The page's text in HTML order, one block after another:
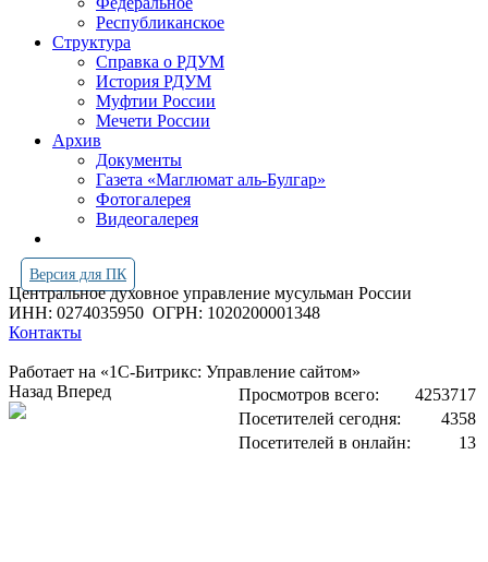
Республиканское
Структура
Справка о РДУМ
История РДУМ
Муфтии России
Мечети России
Архив
Документы
Газета «Маглюмат аль-Булгар»
Фотогалерея
Видеогалерея
Версия для ПК
Центральное духовное управление мусульман России
ИНН: 0274035950 ОГРН: 1020200001348
Контакты
Работает на «1С-Битрикс: Управление сайтом»
Просмотров всего:
4253717
Посетителей сегодня:
4358
Посетителей в онлайн:
13
Назад Вперед